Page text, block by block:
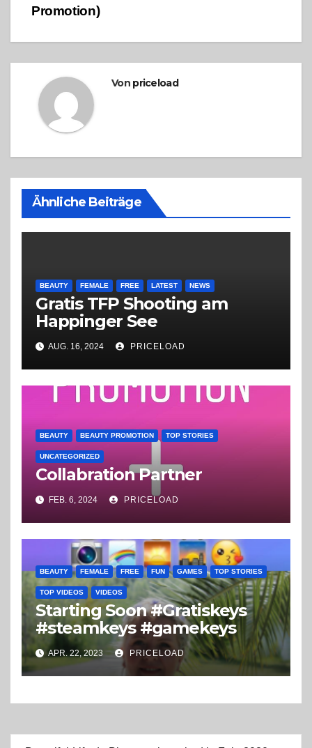
Promotion)
Von priceload
Ähnliche Beiträge
BEAUTY FEMALE FREE LATEST NEWS
Gratis TFP Shooting am
Happinger See
AUG. 16, 2024 PRICELOAD
BEAUTY BEAUTY PROMOTION TOP STORIES
UNCATEGORIZED
Collabration Partner
FEB. 6, 2024 PRICELOAD
BEAUTY FEMALE FREE FUN GAMES TOP STORIES
TOP VIDEOS VIDEOS
Starting Soon #Gratiskeys
#steamkeys #gamekeys
APR. 22, 2023 PRICELOAD